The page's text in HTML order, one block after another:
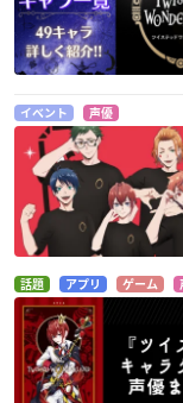
イベント 声優
話題 アプリ ゲーム